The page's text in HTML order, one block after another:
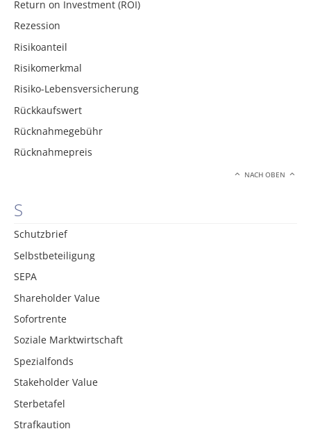
Return on Investment (ROI)
Rezession
Risikoanteil
Risikomerkmal
Risiko-Lebensversicherung
Rückkaufswert
Rücknahmegebühr
Rücknahmepreis
NACH OBEN
S
Schutzbrief
Selbstbeteiligung
SEPA
Shareholder Value
Sofortrente
Soziale Marktwirtschaft
Spezialfonds
Stakeholder Value
Sterbetafel
Strafkaution